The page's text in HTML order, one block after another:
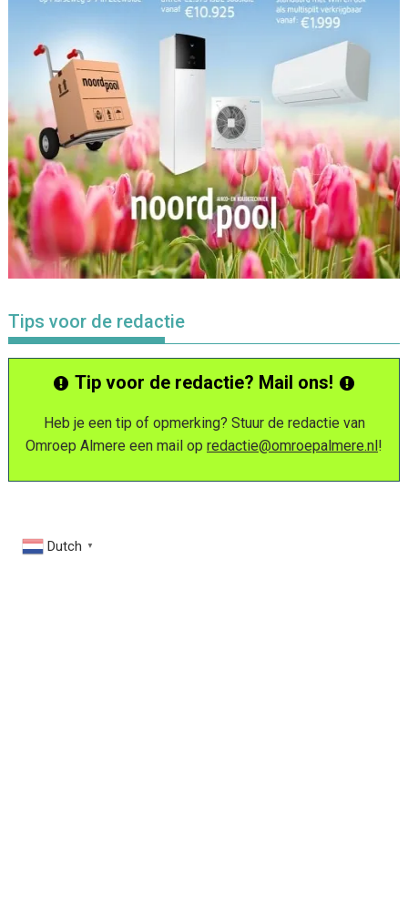
Tips voor de redactie
Tip voor de redactie? Mail ons!
Heb je een tip of opmerking? Stuur de redactie van
Omroep Almere een mail op redactie@omroepalmere.nl!
Dutch ▼